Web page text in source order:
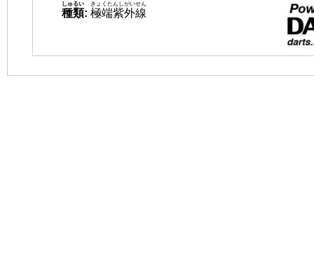
種類
しゅるい
: 極端紫外線
きょくたんしがいせん